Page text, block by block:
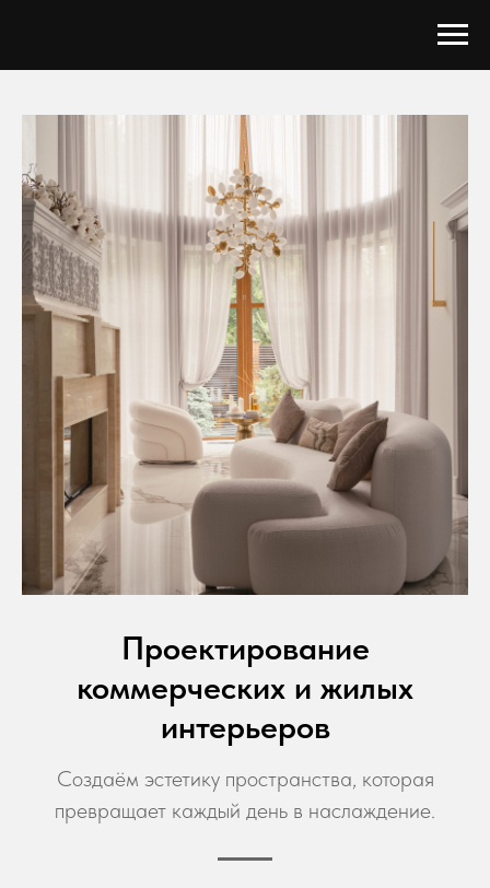
Проектирование
коммерческих и жилых
интерьеров
Создаём эстетику пространства, которая
превращает каждый день в наслаждение.